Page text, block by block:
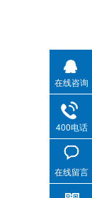
在线咨询
400电话
在线留言